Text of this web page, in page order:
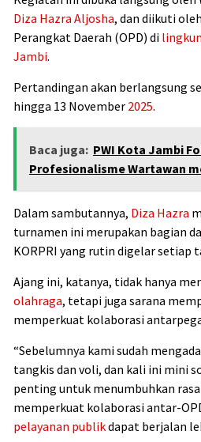
Diza Hazra Aljosha, dan diikuti
Perangkat Daerah (OPD) di
Jambi.
Pertandingan akan berlangsung
hingga 13 November 2025.
Baca juga: PWI Kota Jambi
Profesionalisme Wartawan
Dalam sambutannya, Diza Hazra
turnamen ini merupakan bagian
KORPRI yang rutin digelar setiap
Ajang ini, katanya, tidak hanya
olahraga, tetapi juga sarana
memperkuat kolaborasi
“Sebelumnya kami sudah
tangkis dan voli, dan kali ini mini
penting untuk menumbuhkan
memperkuat kolaborasi antar-
pelayanan publikdapat berjalan